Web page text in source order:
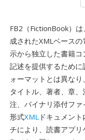
FB2（FictionBook）
成されたXMLベース
示から独立した書籍
記述を提供するため
ォーマットとは異な
タイトル、著者、章
注、バイナリ添付フ
形式XML ドキュメン
チにより、読書アプ